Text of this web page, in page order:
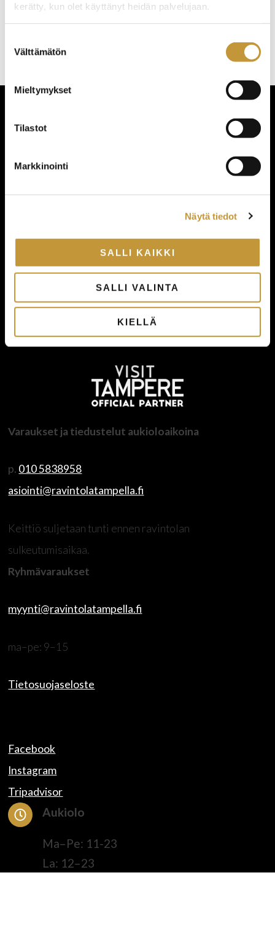
kerätty, kun olet käyttänyt heidän palvelujaan.
valinta
Välttämätön
Mieltymykset
Tilastot
Markkinointi
Näytä tiedot
SALLI KAIKKI
SALLI VALINTA
KIELLÄ
Näytä Oiva-raportti
Varaukset ja tiedustelut aukioloaikoina
p. 010 5838958
asiointi@ravintolatampella.fi
Keittiö suljetaan tunti ennen ravintolan
sulkeutumisaikaa.
Ryhmävaraukset
myynti@ravintolatampella.fi
ma–pe: 9–15
Tietosuojaseloste
Facebook
Instagram
Tripadvisor
Aukiolo
Ma–Pe: 11-23
La: 12–23